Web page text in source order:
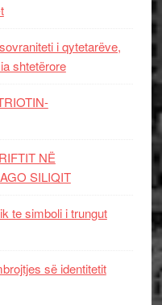
i qytetarëve,
shtetërore
NË
SILIQIT
te simboli i trungut
së identitetit